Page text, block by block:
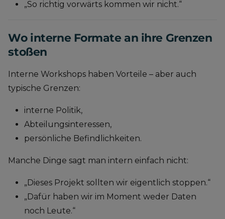
„So richtig vorwärts kommen wir nicht.“
Wo interne Formate an ihre Grenzen
stoßen
Interne Workshops haben Vorteile – aber auch
typische Grenzen:
interne Politik,
Abteilungsinteressen,
persönliche Befindlichkeiten.
Manche Dinge sagt man intern einfach nicht:
„Dieses Projekt sollten wir eigentlich stoppen.“
„Dafür haben wir im Moment weder Daten
noch Leute.“